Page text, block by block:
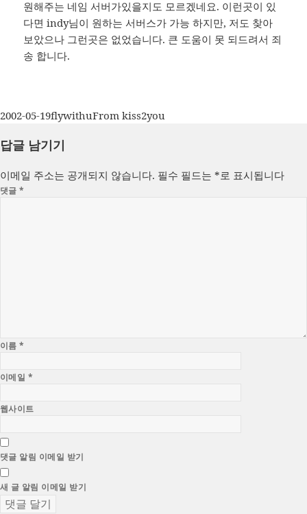
원해주는 네임 서버가있을지도 모르겠네요. 이런곳이 있
다면 indy님이 원하는 서버스가 가능 하지만, 저도 찾아
보았으나 그런곳은 없었습니다. 큰 도움이 못 되드려서 죄
송 합니다.
작
일
2002-05-19글
이
flywithu카
From kiss2you
답글 남기기
이메일 주소는 공개되지 않습니다. 필수 필드는 *로 표시됩니다
댓글*
이름*
이메일 *
웹사이트
댓글 알림 이메일 받기
새 글 알림 이메일 받기